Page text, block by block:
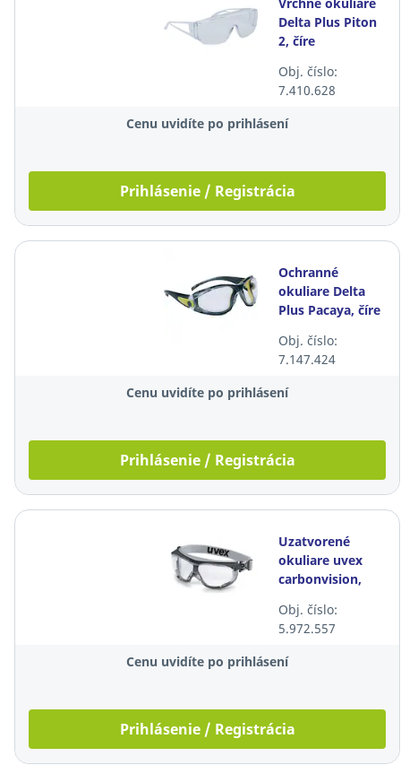
Delta Plus Piton
2, číre
Obj. číslo:
7.410.628
Cenu uvidíte po prihlásení
Prihlásenie / Registrácia
Ochranné
okuliare Delta
Plus Pacaya, číre
Obj. číslo:
7.147.424
Cenu uvidíte po prihlásení
Prihlásenie / Registrácia
Uzatvorené
okuliare uvex
carbonvision,
Obj. číslo:
5.972.557
Cenu uvidíte po prihlásení
Prihlásenie / Registrácia